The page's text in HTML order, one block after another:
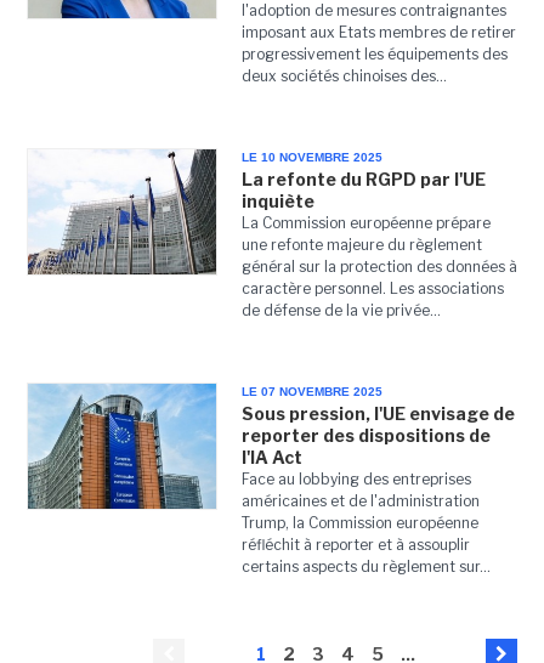
l'adoption de mesures contraignantes
imposant aux Etats membres de retirer
progressivement les équipements des
deux sociétés chinoises des...
LE 10 NOVEMBRE 2025
La refonte du RGPD par l'UE
inquiète
La Commission européenne prépare
une refonte majeure du règlement
général sur la protection des données à
caractère personnel. Les associations
de défense de la vie privée...
LE 07 NOVEMBRE 2025
Sous pression, l'UE envisage de
reporter des dispositions de
l'IA Act
Face au lobbying des entreprises
américaines et de l'administration
Trump, la Commission européenne
réfléchit à reporter et à assouplir
certains aspects du règlement sur...
1 2 3 4 5 ...